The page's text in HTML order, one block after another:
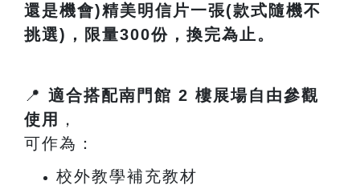
還是機會)精美明信片一張(款式隨機不
挑選)，限量300份，換完為止。
📍 適合搭配南門館 2 樓展場自由參觀
使用
，
可作為：
校外教學補充教材